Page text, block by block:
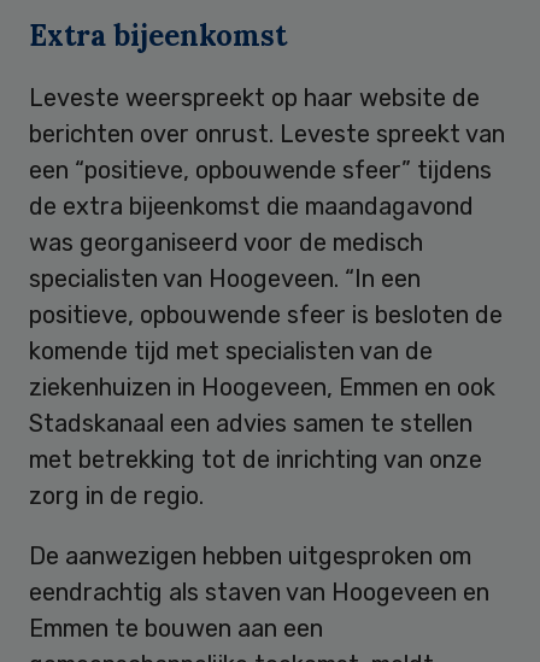
Extra bijeenkomst
Leveste weerspreekt op haar website de
berichten over onrust. Leveste spreekt van
een “positieve, opbouwende sfeer” tijdens
de extra bijeenkomst die maandagavond
was georganiseerd voor de medisch
specialisten van Hoogeveen. “In een
positieve, opbouwende sfeer is besloten de
komende tijd met specialisten van de
ziekenhuizen in Hoogeveen, Emmen en ook
Stadskanaal een advies samen te stellen
met betrekking tot de inrichting van onze
zorg in de regio.
De aanwezigen hebben uitgesproken om
eendrachtig als staven van Hoogeveen en
Emmen te bouwen aan een